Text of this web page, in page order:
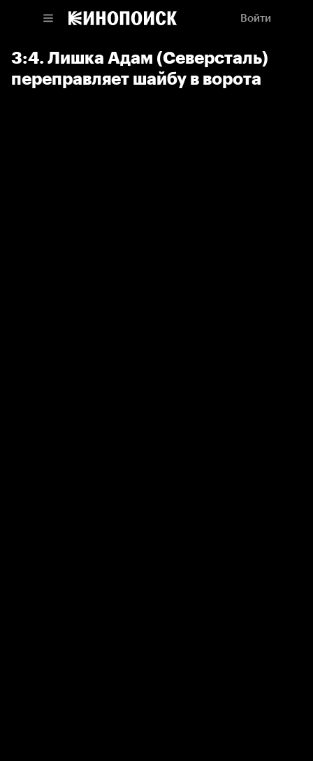
Войти
3:4. Лишка Адам (Северсталь)
переправляет шайбу в ворота